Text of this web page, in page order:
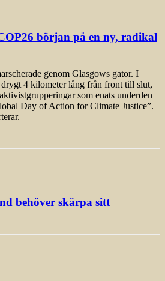
början på en ny, radikal
genom Glasgows gator. I
drygt 4 kilometer lång från front till slut,
som enats underden
Day of Action for Climate Justice”.
behöver skärpa sitt